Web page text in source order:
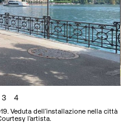
3 4
Veduta dell’installazione nella città
l’artista.